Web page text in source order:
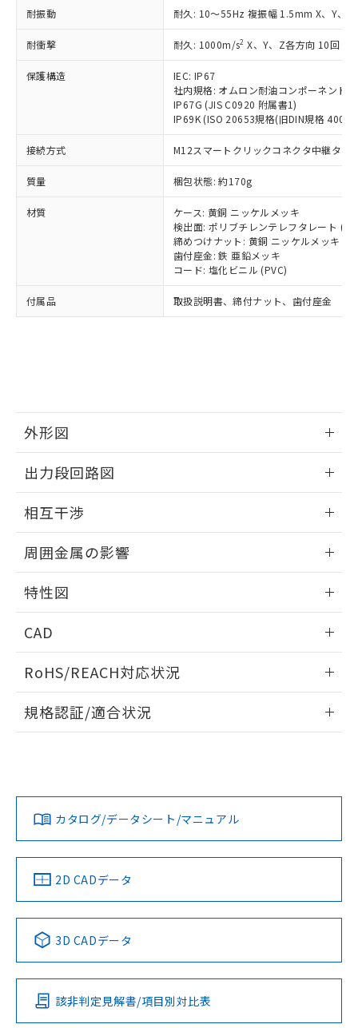
耐振動 耐久: 10～55Hz 複振幅 1.5mm X、Y、Z
耐衝撃 耐久: 1000m/s2 X、Y、Z各方向 10回
保護構造
IEC: IP67
社内規格: オムロン耐油コンポーネント
IP67G (JIS C0920 附属書1)
IP69K (ISO 20653規格(旧DIN規格
接続方式 M12スマートクリックコネクタ中継タイ
質量 梱包状態: 約170g
材質
ケース: 黄銅 ニッケルメッキ
検出面: ポリブチレンテレフタレート
締めつけナット: 黄銅 ニッケルメッキ
歯付座金: 鉄 亜鉛メッキ
コード: 塩化ビニル (PVC)
付属品 取扱説明書、締付ナット、歯付座金
外形図
外形図
出力段回路図
出力段回路図
タイムチャート
相互干渉
相互干渉
A: 300mm以上、B: 200mm以上
周囲金属の影響
周囲金属の影響
以上、n: 90mm以上
特性図
検出物体の大きさと材質による影響
CAD
ドすることができます。
ログイン/会員登録
ダウンロードデータをご利用いただく前に、以下を必ずお読
みください。
ソフトウェアの使用条件
RoHS/REACH対応状況
EU RoHS 注意事項・凡例
対応済み
中国 RoHS 注意事項・凡例
Pb Hg Cd Cr(VI)
O
規格認証/適合状況
LR型式承認
（イギリス
船舶規格）
DNV型式承認
（ノルウェー
BV型式承認
（フランス
KR型式
（韓国
No No No No
この製品の規格認証/適合状況ページへ
その他の認証はこちらのページからご検索ください
カタログ/データシート/マニュアル
2D CADデータ
3D CADデータ
該非判定見解書/項目別対比表
記載している更新日時点での社内デー
タに基づき作成されるものであり、閲
覧された時点での実際の在庫および標
準価格とは異なる場合があることをご
了承ください。
正式な納期状況および標準価格はお客
様のお取引先、またはお客様担当のオ
ムロン制御機器販売店・当社販売員に
ご相談ください。
オムロン制御機器販売店や当社販売拠
販売ネットワーク
」をご確認
在庫状況および標準価格結果を当社の
事前の承諾なく第三者に漏洩または開
示しないようお願いします。
マイパーツ機能（部品リスト作成サー
ビス）をご利用いただくには、I-Web
メンバーズにご登録されている必要が
あります。
をご了承ください。
の共同利用に関して"
の「1.共同利
用者の範囲」に記載されている法人を
指します。
六価クロム(Cr(Ⅵ)) 1000ppm以下、ポリ臭化ビフェニル
類(PBB) 1000ppm以下、ポリ臭化ジフェニルエーテル類
(PBDE) 1000ppm以下、フタル酸ビス(2-エチルヘキシ
ル) (DEHP)(別名：DOP) 1000ppm以下、フタル酸ブチ
ルベンジル（BBP） 1000ppm以下、フタル酸ジブチル
（DBP） 1000ppm以下、フタル酸ジイソブチル
適用除外項目は除く。
フタル酸エステル類の４物質については閾値を超える意
図的な使用がないことを確認しています。
部品在庫の切り替え状況などにより、予定
月が前後することがあります。
EU RoHS指令（10物質）の非含有証明書
51物質の非含有証明書（当社基準）
るもので、過去に遡って非含有を証明する
ものではありません。
また、RoHS指令のフタル酸エステル類４
物質の対応では、対応完了までの期間は出
荷製品に未対応品が混在することから備考
欄に対応日を記載しておりました。
していることから、特段のことがない限
り、2022年1月12日より割愛しておりま
*中国RoHS10物質の基準値 (GB/T26572)：
Pb(鉛) :1000ppm、 Hg(水銀) : 1000ppm、 Cd(カドミウ
Cr(Ⅵ)(六価クロム) : 1000ppm、 PBBs(ポリ臭化ビフェ
ニル類) : 1000ppm、 PBDEs(ポリ臭化ジフェニルエーテ
DBP(フタル酸ジブチル) : 1000ppm、 DIBP(フタル酸ジ
イソブチル) : 1000ppm、 BBP(フタル酸ブチルベンジ
DEHP(フタル酸ビス(2-エチルヘキシル)) : 1000ppm
※2 環境保護使用期限
「ｅ」：有害物質（10物質）のすべてが基
準値以下であることを示します。
「10」：通常の使用状況下において有害物
質が外部に漏えいし、環境に深刻な影響を
及ぼさない年数を意味します。
「－」：未確認です。当社販売部門へお問
（以下｢規制貨物等」という）を輸出
または国外への提供する場合は、日本
国政府の輸出許可(または役務取引許
可)を取得するなどの必要な手続きを
当社は規制貨物を破棄する場合は、完
全に破砕するなど、違法に輸出されな
いよう必要な手段を講じます。
当社は貴社製品を、核兵器、ミサイ
武器並びにこれらの製造装置等に一切
使用いたしません。
当社は、貴社製品を第三者に販売する
場合は、上記1、2および3の内容を当
該第三者に通知します。また当社は、
販売先および販売に係わる関係者が違
法に輸出するおそれがある場合は、取
り引きをいたしません。
一定数以上の在庫あり
一定数には満たないが在庫あり
在庫なし(最新の在庫状況につ
いては、お客様のお取引先、ま
たはお客様担当のオムロン制御
機器販売店・当社販売員にご確
認ください)
受注生産機種、また在庫状況の
情報を公開していない機種